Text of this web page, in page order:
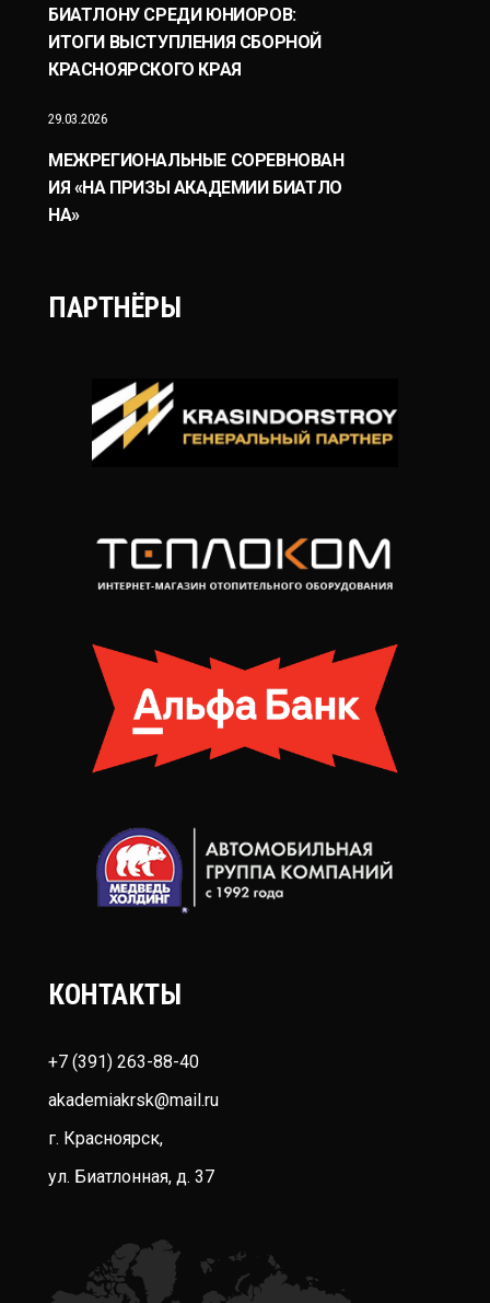
БИАТЛОНУ СРЕДИ ЮНИОРОВ:
ИТОГИ ВЫСТУПЛЕНИЯ СБОРНОЙ
КРАСНОЯРСКОГО КРАЯ
29.03.2026
МЕЖРЕГИОНАЛЬНЫЕ СОРЕВНОВАН
ИЯ «НА ПРИЗЫ АКАДЕМИИ БИАТЛО
НА»
ПАРТНЁРЫ
КОНТАКТЫ
+7 (391) 263-88-40
akademiakrsk@mail.ru
г. Красноярск,
ул. Биатлонная, д. 37